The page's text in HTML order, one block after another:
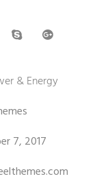
& Energy
7, 2017